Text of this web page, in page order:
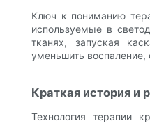
Ключ к пониманию
используемые в
тканях, запуская
уменьшить
Краткая история и
Технология терапии